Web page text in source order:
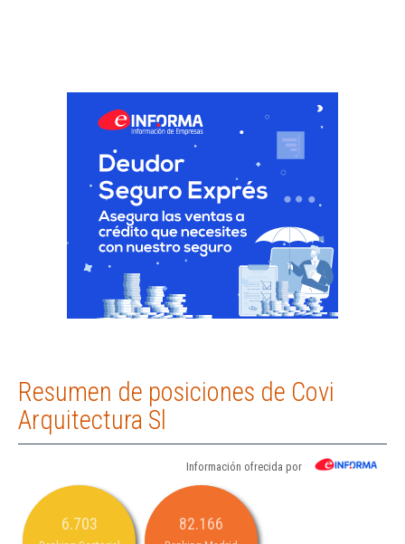
Resumen de posiciones de Covi
Arquitectura Sl
Información ofrecida por
6.703 82.166